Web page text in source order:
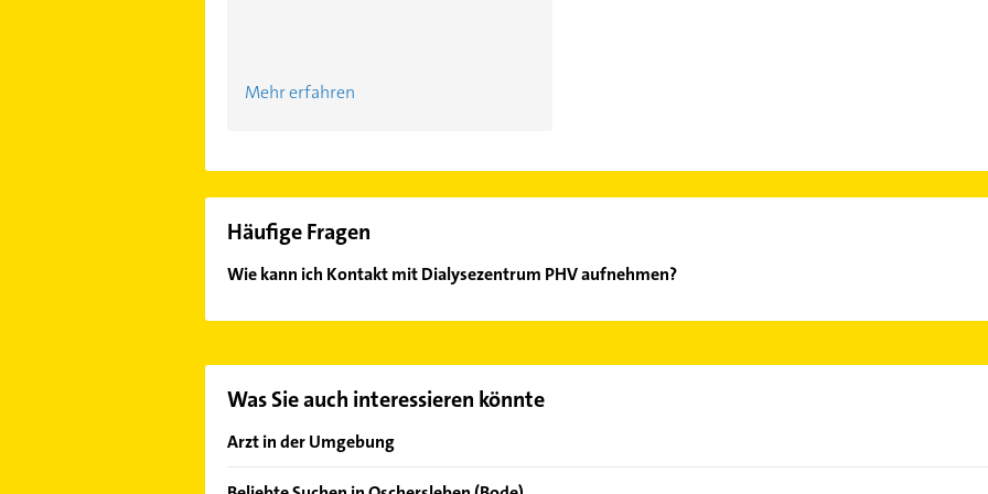
Mehr erfahren
Häufige Fragen
Wie kann ich Kontakt mit Dialysezentrum PHV aufnehmen?
Was Sie auch interessieren könnte
Arzt in der Umgebung
Wanzleben-Börde